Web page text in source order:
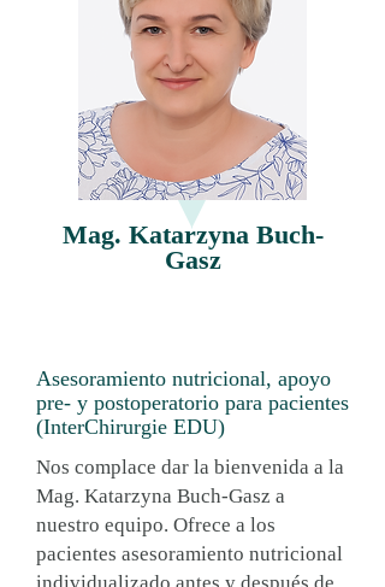
Mag. Katarzyna Buch-
Gasz
Asesoramiento nutricional, apoyo
pre- y postoperatorio para pacientes
(InterChirurgie EDU)
Nos complace dar la bienvenida a la
Mag. Katarzyna Buch-Gasz a
nuestro equipo. Ofrece a los
pacientes asesoramiento nutricional